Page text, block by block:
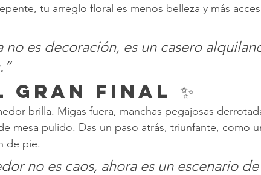
tu arreglo floral es menos belleza y más
no es decoración, es un casero
Final ✨
brilla. Migas fuera, manchas pegajosas
mesa pulido. Das un paso atrás, triunfante, como
de pie.
no es caos, ahora es un escenario de